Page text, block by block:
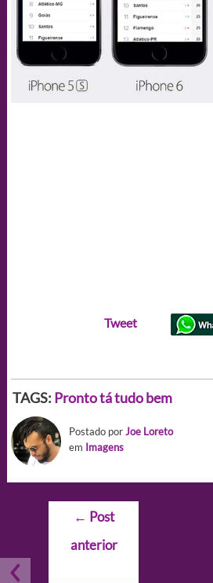
Tweet
TAGS: Pronto tá tudo bem
Postado porJoe Loreto
em Imagens
Navegação
Post
← Post
anterior